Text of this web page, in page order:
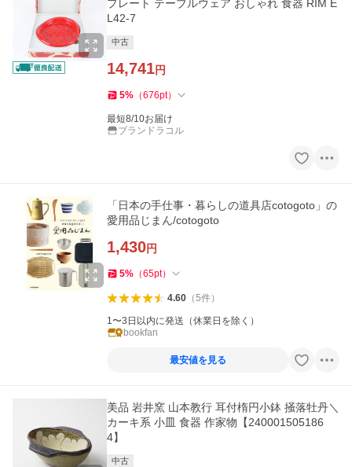
プレート テーブルウェア おしゃれ 食器 RIM E
L42-7
中古
14,741円
5% （676pt）
最短8/10お届け
ブランドラコル
「日本の手仕事・暮らしの道具店cotogoto」の
愛用品じまん/cotogoto
1,430円
5% （65pt）
4.60（5件）
1〜3日以内に発送（休業日を除く）
bookfan
最安値を見る
美品 岩井窯 山本教行 耳付楕円小鉢 掻落牡丹＼
カーキ系 小皿 食器 作家物【240001505186
4】
中古